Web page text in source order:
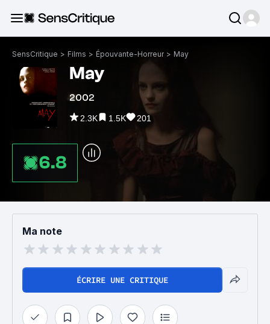
SensCritique > Films > Épouvante-Horreur > May
May
2002
2.3K 1.5K 201
6.8
Ma note
ÉCRIRE UNE CRITIQUE